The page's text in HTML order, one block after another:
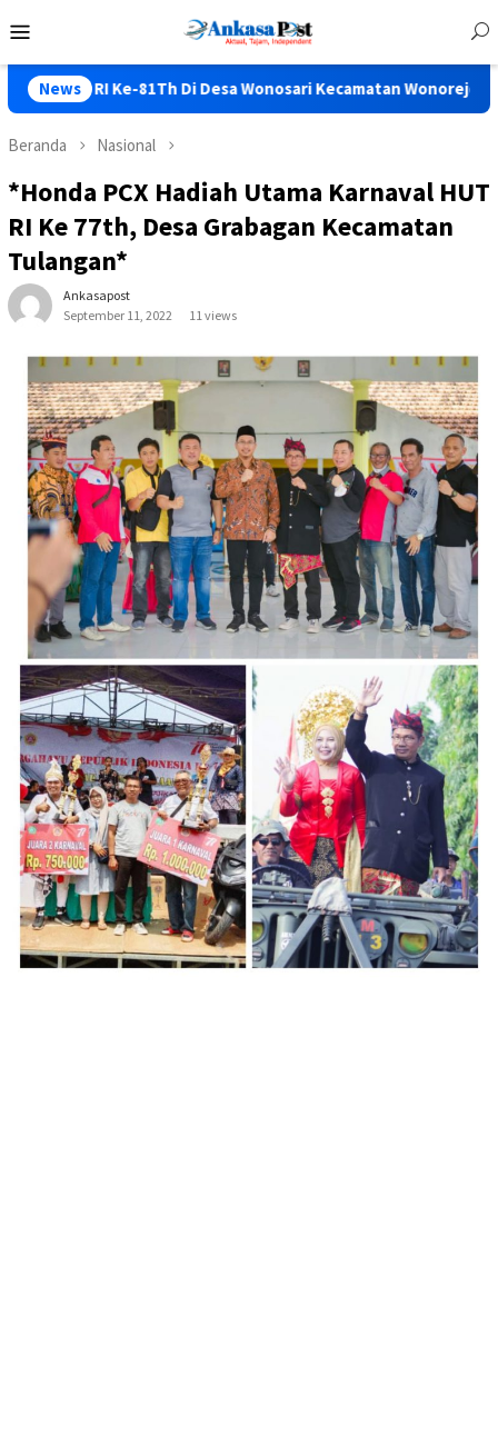
ke
Mobile
News
Di Desa Wonosari Kecamatan Wonorejo Seru Bos…..
Beranda Nasional
*Honda PCX Hadiah Utama Karnaval HUT
RI Ke 77th, Desa Grabagan Kecamatan
Tulangan*
Ankasapost
September 11, 2022
11 views